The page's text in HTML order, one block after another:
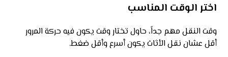
اختر الوقت المناسب
وقت النقل مهم جداً، حاول تختار وقت يكون فيه حركة المرور
أقل عشان نقل الأثاث يكون أسرع وأقل ضغط.